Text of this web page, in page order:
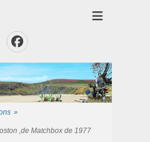
Club CAMPI
Facebook
»
,de Matchbox de 1977